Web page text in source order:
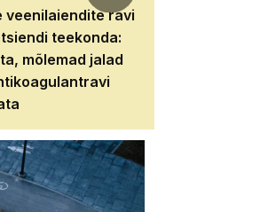
veenilaiendite ravi
teekonda:
mõlemad jalad